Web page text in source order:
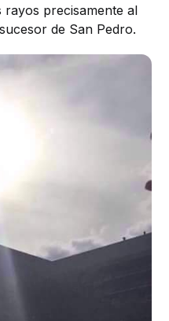
precisamente al
de San Pedro.